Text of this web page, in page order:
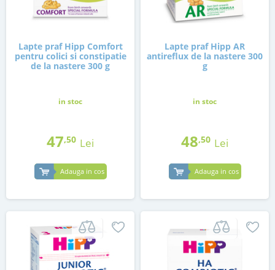
Lapte praf Hipp Comfort
pentru colici si constipatie
de la nastere 300 g
in stoc
47,50 Lei
Adauga in cos
Lapte praf Hipp AR
antireflux de la nastere 300
g
in stoc
48,50 Lei
Adauga in cos